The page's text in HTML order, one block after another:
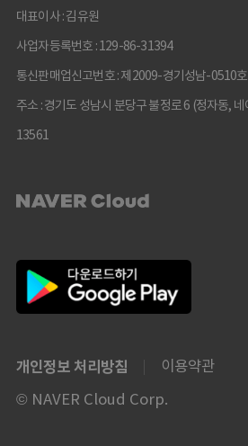
대표이사 : 김유원
사업자등록번호 : 129-86-31394
통신판매업신고번호 : 제2009-경기성남-0510호
주소 : 경기도 성남시 분당구 불정로 6 (정자동,
13561
© NAVER Cloud Corp.
개인정보 처리방침 이용약관